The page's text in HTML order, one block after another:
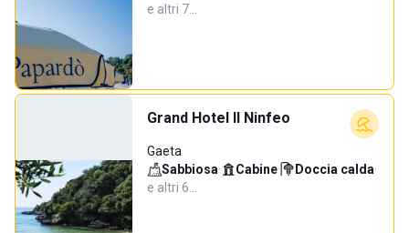
e altri 7…
Grand Hotel Il Ninfeo
Gaeta
Sabbiosa· Cabine· Doccia calda·
e altri 6…